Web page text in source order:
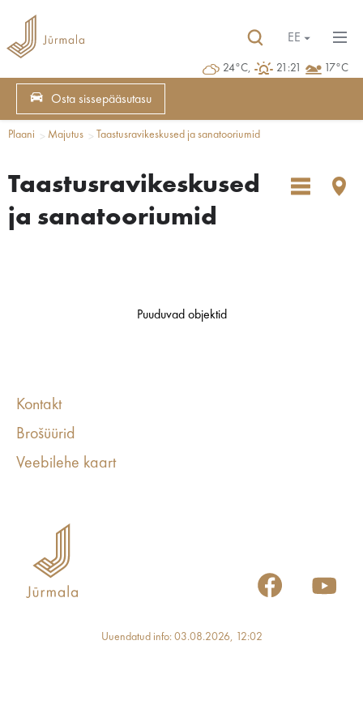
24°C, 21:21 17°C
EE
Osta sissepääsutasu
Plaani Majutus Taastusravikeskused ja sanatooriumid
Taastusravikeskused
ja sanatooriumid
Puuduvad objektid
Kontakt
Brošüürid
Veebilehe kaart
Uuendatud info: 03.08.2026, 12:02